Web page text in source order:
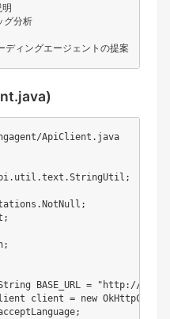
分析
ApiClient.java
. util .text .StringUtil ;
. NotNull ;
;
;
BASE_URL =
"http://
client = new OkHttpClient
;